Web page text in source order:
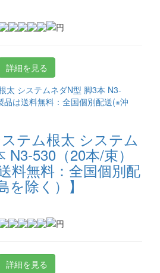
詳細を見る
テム根太 システム
530（20本/束）
料無料：全国個別配
を除く）】
詳細を見る